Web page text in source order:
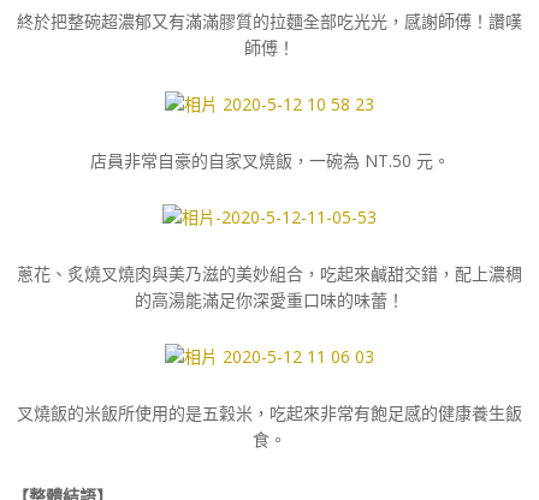
終於把整碗超濃郁又有滿滿膠質的拉麵全部吃光光，感謝師傅！讚嘆
師傅！
店員非常自豪的自家叉燒飯，一碗為 NT.50 元。
蔥花、炙燒叉燒肉與美乃滋的美妙組合，吃起來鹹甜交錯，配上濃稠
的高湯能滿足你深愛重口味的味蕾！
叉燒飯的米飯所使用的是五穀米，吃起來非常有飽足感的健康養生飯
食。